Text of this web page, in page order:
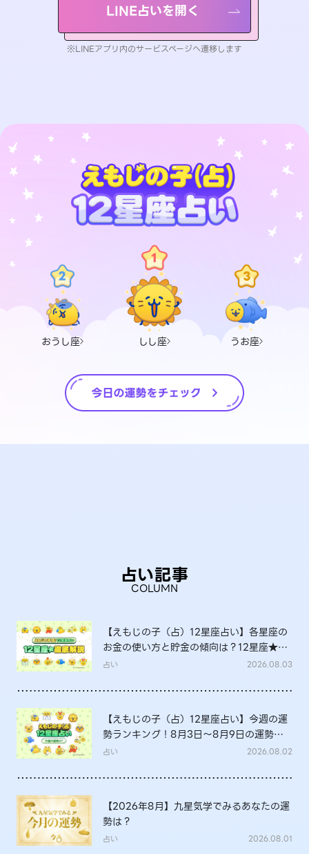
LINE占いを開く
※LINEアプリ内のサービスページへ遷移します
おうし座 しし座 うお座
占い記事
COLUMN
【えもじの子（占）12星座占い】各星座の
お金の使い方と貯金の傾向は？12星座★徹
底解説
占い 2026.08.03
【えもじの子（占）12星座占い】今週の運
勢ランキング！8月3日～8月9日の運勢
は？
占い 2026.08.02
【2026年8月】九星気学でみるあなたの運
勢は？
占い 2026.08.01